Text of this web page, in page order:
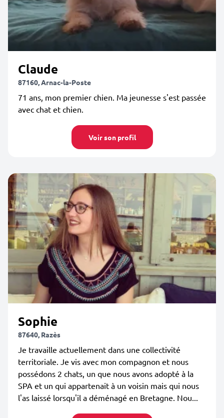
Claude
87160, Arnac-la-Poste
71 ans, mon premier chien. Ma jeunesse s'est passée
avec chat et chien.
Voir son profil
Sophie
87640, Razès
Je travaille actuellement dans une collectivité
territoriale. Je vis avec mon compagnon et nous
possédons 2 chats, un que nous avons adopté à la
SPA et un qui appartenait à un voisin mais qui nous
l'as laissé lorsqu'il a déménagé en Bretagne. Nou...